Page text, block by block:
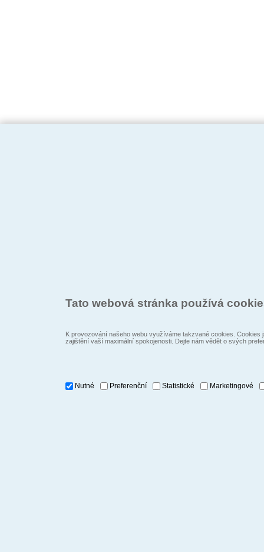
Tato webová stránka používá
K provozování našeho webu využíváme takzvané cookies.
zajištění vaší maximální spokojenosti. Dejte nám vědět o svých
Nutné Preferenční Statistické Marketingové